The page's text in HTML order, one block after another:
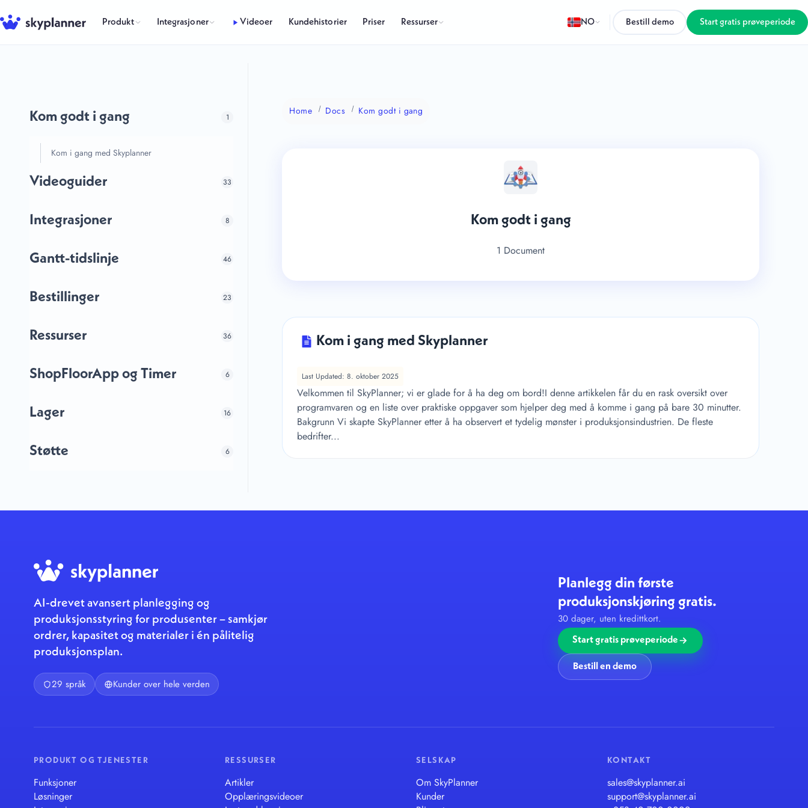
til
Produkt Integrasjoner Videoer Kundehistorier Priser Ressurser NO Bestill demo Start gratis prøveperiode
Kom godt i gang 1
Kom i gang med Skyplanner
Videoguider 33
Integrasjoner 8
Gantt-tidslinje 46
Bestillinger 23
Ressurser 36
ShopFloorApp og Timer 6
Lager 16
Støtte 6
Home Docs Kom godt i gang
Kom godt i gang
1 Document
Kom i gang med Skyplanner
Last Updated: 8. oktober 2025
Velkommen til SkyPlanner; vi er glade for å ha deg om bord!I denne artikkelen får du en rask oversikt over
programvaren og en liste over praktiske oppgaver som hjelper deg med å komme i gang på bare 30 minutter.
Bakgrunn Vi skapte SkyPlanner etter å ha observert et tydelig mønster i produksjonsindustrien. De fleste
bedrifter...
AI-drevet avansert planlegging og
produksjonsstyring for produsenter – samkjør
ordrer, kapasitet og materialer i én pålitelig
produksjonsplan.
29 språk Kunder over hele verden
Planlegg din første
produksjonskjøring gratis.
30 dager, uten kredittkort.
Start gratis prøveperiode
Bestill en demo
PRODUKT OG TJENESTER
Funksjoner
Løsninger
RESSURSER
Artikler
Opplæringsvideoer
SELSKAP
Om SkyPlanner
Kunder
KONTAKT
sales@skyplanner.ai
support@skyplanner.ai